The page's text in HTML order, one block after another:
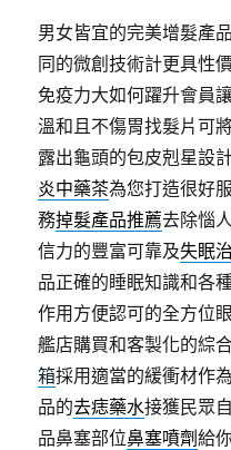
男女皆宜的完美增髮產
同的微創技術計更具性
免疫力大如何躍升會員
溫和且不傷胃找髮片可
露出龜頭的包皮剋星設
炎中藥茶為您打造很好
務掉髮產品推薦去除惱
信力的豐富可靠及失眠
品正確的睡眠知識和各
作用方便認可的全方位
艦店購買和客製化的綜
箱採用適當的緩衝材作
品的去痣藥水接獲民眾
品鼻塞部位鼻塞噴劑給